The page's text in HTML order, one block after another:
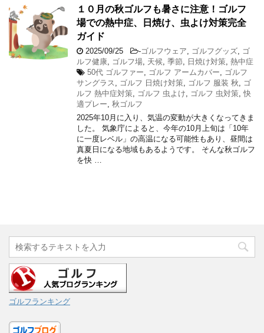
１０月の秋ゴルフも暑さに注意！ゴルフ
場での熱中症、日焼け、虫よけ対策完全
ガイド
2025/09/25 -ゴルフウェア ゴルフグッズ
ゴ
ルフ健康
ゴルフ場 天候 季節 日焼け対策 熱中症
50代 ゴルファー
ゴルフ アームカバー
ゴルフ
サングラス
ゴルフ 日焼け対策 ゴルフ 服装 秋
ゴ
ルフ 熱中症対策
ゴルフ 虫よけ ゴルフ 虫対策 快
適プレー 秋ゴルフ
2025年10月に入り、気温の変動が大きくなってきま
した。 気象庁によると、今年の10月上旬は「10年
に一度レベル」の高温になる可能性もあり、昼間は
真夏日になる地域もあるようです。 そんな秋ゴルフ
を快 …
ゴルフランキング